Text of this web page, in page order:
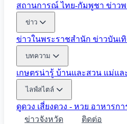
สถานการณ์ ไทย-กัมพูชา ข่าว
ข่าว
ข่าวในพระราชสำนัก ข่าวบันเทิ
บทความ
เกษตรน่ารู้ บ้านและสวน แม่แล
ไลฟ์สไตล์
ดูดวง เสี่ยงดวง - หวย อาหารก
ข่าวจังหวัด
ติดต่อ